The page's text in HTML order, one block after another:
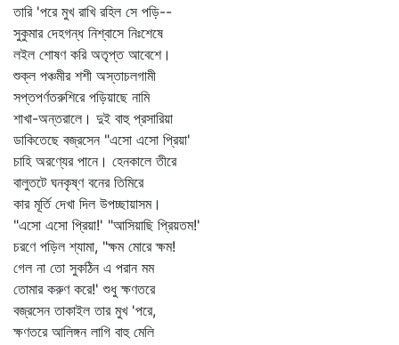
তারি 'পরে মুখ রাখি রহিল সে পড়ি--
সুকুমার দেহগন্ধ নিশ্বাসে নিঃশেষে
লইল শোষণ করি অতৃপ্ত আবেশে।
শুক্ল পঞ্চমীর শশী অস্তাচলগামী
সপ্তপর্ণতরুশিরে পড়িয়াছে নামি
শাখা-অন্তরালে। দুই বাহু প্রসারিয়া
ডাকিতেছে বজ্রসেন "এসো এসো প্রিয়া'
চাহি অরণ্যের পানে। হেনকালে তীরে
বালুতটে ঘনকৃষ্ণ বনের তিমিরে
কার মূর্তি দেখা দিল উপচ্ছায়াসম।
"এসো এসো প্রিয়া!' "আসিয়াছি প্রিয়তম!'
চরণে পড়িল শ্যামা, "ক্ষম মোরে ক্ষম!
গেল না তো সুকঠিন এ পরান মম
তোমার করুণ করে!' শুধু ক্ষণতরে
বজ্রসেন তাকাইল তার মুখ 'পরে,
ক্ষণতরে আলিঙ্গন লাগি বাহু মেলি